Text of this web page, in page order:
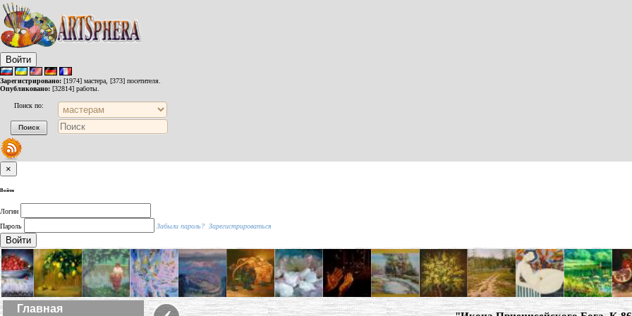
Войти
Зарегистрировано: [1974] мастера, [373] посетителя.
Опубликовано: [32814] работы.
Поиск по:
×
Войти
Логин
Пароль
Забыли пароль? Зарегистрироваться
Войти
Главная